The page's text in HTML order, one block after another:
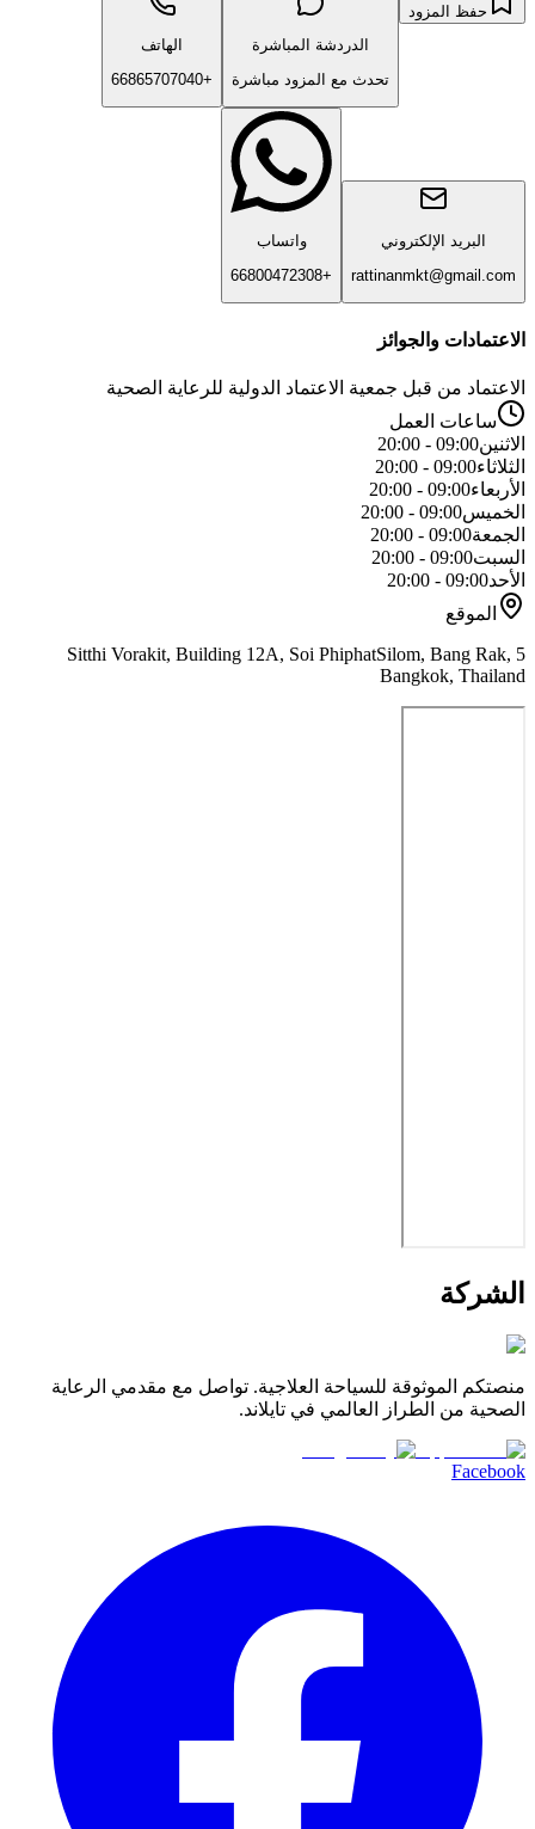
حفظ المزود
الدردشة المباشرة
تحدث مع المزود مباشرة
الهاتف
+66865707040
البريد الإلكتروني
rattinanmkt@gmail.com
واتساب
+66800472308
الاعتمادات والجوائز
الاعتماد من قبل جمعية الاعتماد الدولية للرعاية الصحية
ساعات العمل
الاثنين09:00 - 20:00
الثلاثاء09:00 - 20:00
الأربعاء09:00 - 20:00
الخميس09:00 - 20:00
الجمعة09:00 - 20:00
السبت09:00 - 20:00
الأحد09:00 - 20:00
الموقع
5 Sitthi Vorakit, Building 12A, Soi PhiphatSilom, Bang Rak,
Bangkok, Thailand
الشركة
منصتكم الموثوقة للسياحة العلاجية. تواصل مع مقدمي الرعاية
الصحية من الطراز العالمي في تايلاند.
Facebook